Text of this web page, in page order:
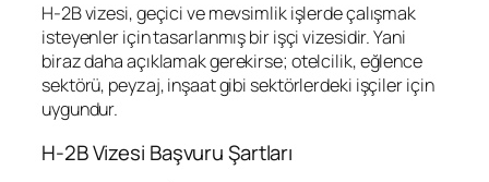
H-2B vizesi, geçici ve mevsimlik işlerde çalışmak
isteyenler için tasarlanmış bir işçi vizesidir. Yani
biraz daha açıklamak gerekirse; otelcilik, eğlence
sektörü, peyzaj, inşaat gibi sektörlerdeki işçiler için
uygundur.
H-2B Vizesi Başvuru Şartları